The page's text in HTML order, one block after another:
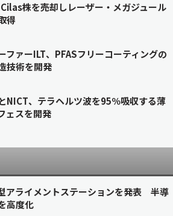
株を売却しレーザー・メガジュール
得
ファーILT、PFASフリーコーティングの
技術を開発
NICT、テラヘルツ波を95％吸収する薄
ェスを開発
アライメントステーションを発表 半導
高度化